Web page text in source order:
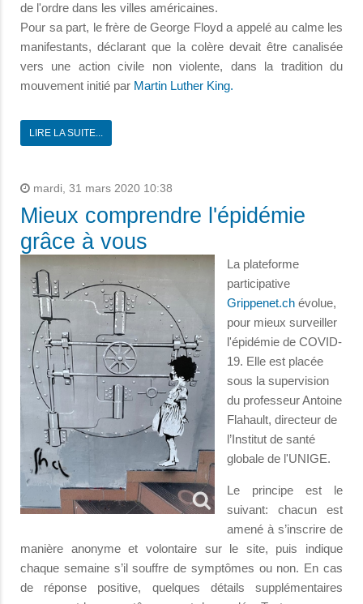
de l'ordre dans les villes américaines.
Pour sa part, le frère de George Floyd a appelé au calme les
manifestants, déclarant que la colère devait être canalisée
vers une action civile non violente, dans la tradition du
mouvement initié par Martin Luther King.
LIRE LA SUITE...
mardi, 31 mars 2020 10:38
Mieux comprendre l'épidémie
grâce à vous
La plateforme
participative
Grippenet.ch évolue,
pour mieux surveiller
l'épidémie de COVID-
19. Elle est placée
sous la supervision
du professeur Antoine
Flahault, directeur de
l’Institut de santé
globale de l'UNIGE.
Le principe est le
suivant: chacun est
amené à s’inscrire de
manière anonyme et volontaire sur le site, puis indique
chaque semaine s’il souffre de symptômes ou non. En cas
de réponse positive, quelques détails supplémentaires